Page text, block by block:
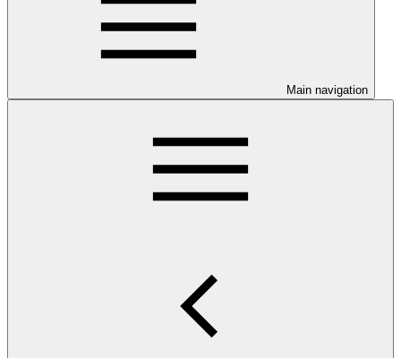
Main navigation